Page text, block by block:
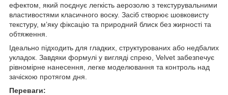
ефектом, який поєднує легкість аерозолю з текстурувальними
властивостями класичного воску. Засіб створює шовковисту
текстуру, м’яку фіксацію та природний блиск без жирності та
обтяження.
Ідеально підходить для гладких, структурованих або недбалих
укладок. Завдяки формулі у вигляді спрею, Velvet забезпечує
рівномірне нанесення, легке моделювання та контроль над
зачіскою протягом дня.
Переваги: